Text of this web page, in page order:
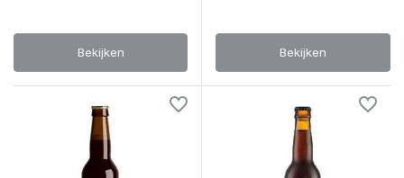
Bekijken Bekijken